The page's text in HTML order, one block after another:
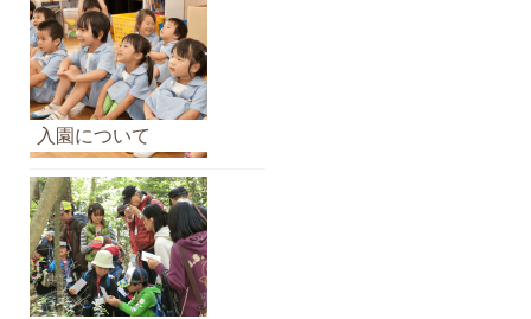
せ
の
ア
ー
カ
イ
ブ
入園について